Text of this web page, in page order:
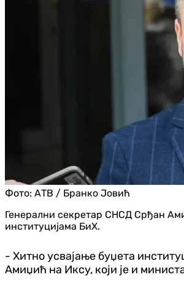
Фото: АТВ / Бранко Јовић
Генерални секретар СНСД Срђан
институцијама БиХ.
- Хитно усвајање буџета
Амиџић на Иксу, који је и